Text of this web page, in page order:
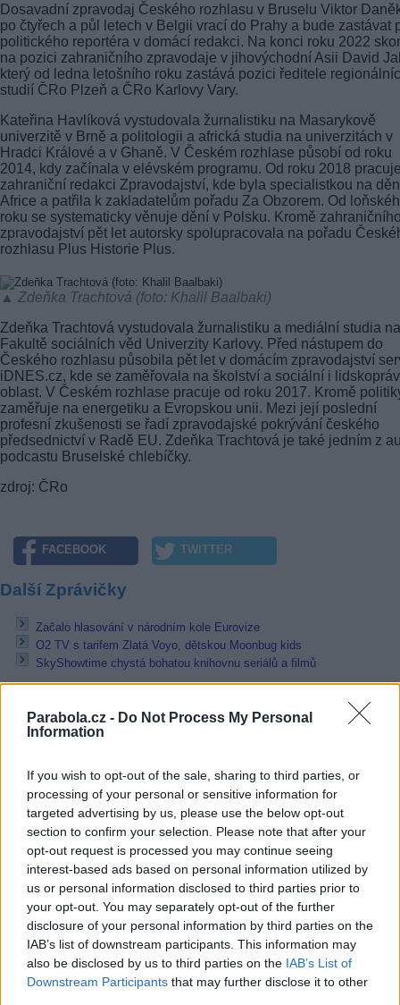
Parabola.cz - Do Not Process My Personal
Information
If you wish to opt-out of the sale, sharing to third parties, or
processing of your personal or sensitive information for
targeted advertising by us, please use the below opt-out
section to confirm your selection. Please note that after your
opt-out request is processed you may continue seeing
interest-based ads based on personal information utilized by
us or personal information disclosed to third parties prior to
your opt-out. You may separately opt-out of the further
disclosure of your personal information by third parties on the
IAB’s list of downstream participants. This information may
also be disclosed by us to third parties on the IAB’s List of
Downstream Participants that may further disclose it to other
Dosavadní zpravodaj Českého rozhlasu v Bruselu Viktor
po čtyřech a půl letech v Belgii vrací do Prahy a bude zastávat
politického reportéra v domácí redakci. Na konci roku 2022
na pozici zahraničního zpravodaje v jihovýchodní Asii David
který od ledna letošního roku zastává pozici ředitele
studií ČRo Plzeň a ČRo Karlovy Vary.
Kateřina Havlíková vystudovala žurnalistiku na Masarykově
univerzitě v Brně a politologii a africká studia na univerzitách v
Hradci Králové a v Ghaně. V Českém rozhlase působí od roku
2014, kdy začínala v elévském programu. Od roku 2018
zahraniční redakci Zpravodajství, kde byla specialistkou na
Africe a patřila k zakladatelům pořadu Za Obzorem. Od
roku se systematicky věnuje dění v Polsku. Kromě
zpravodajství pět let autorsky spolupracovala na pořadu
rozhlasu Plus Historie Plus.
▲ Zdeňka Trachtová (foto: Khalil Baalbaki)
Zdeňka Trachtová vystudovala žurnalistiku a mediální studia na
Fakultě sociálních věd Univerzity Karlovy. Před nástupem do
Českého rozhlasu působila pět let v domácím zpravodajství
iDNES.cz, kde se zaměřovala na školství a sociální i
oblast. V Českém rozhlase pracuje od roku 2017. Kromě
zaměřuje na energetiku a Evropskou unii. Mezi její poslední
profesní zkušenosti se řadí zpravodajské pokrývání českého
předsednictví v Radě EU. Zdeňka Trachtová je také jedním z
podcastu Bruselské chlebíčky.
zdroj: ČRo
FACEBOOK TWITTER
Další Zprávičky
Začalo hlasování v národním kole Eurovize
O2 TV s tarifem Zlatá Voyo, dětskou Moonbug kids
SkyShowtime chystá bohatou knihovnu seriálů a filmů
Začalo hlasování v národním kole Eurovize
CBS Reality v lednu ve znamení bojů psů a koček
Reklama
Pracovní nabídky
06.08.2026 -Hledáme montážní skupiny I jednotlivce pro montáž
výzdoby (Slovenská republika, Maďarsko)
06.08.2026 - Měřící technik - elektro (Okres Prachatice)
05.08.2026 -Zámečník / Mechanik (Praha - východ)
05.08.2026 -Manažer/ka pro mezinárodní spolupráci (Suchdol, Praha)
05.08.2026 -Technik kontroly (Plzeň - sever)
... další nabídky zaměstnání